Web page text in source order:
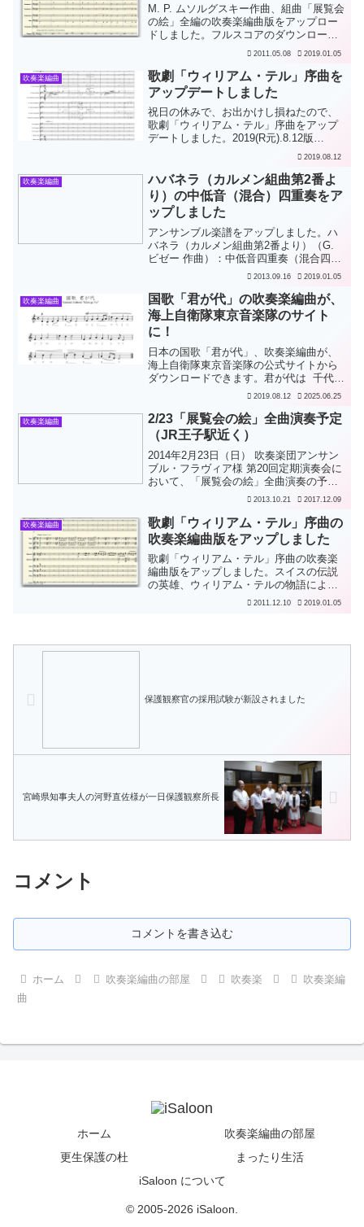
M. P. ムソルグスキー作曲、組曲「展覧会
の絵」全編の吹奏楽編曲版をアップロー
ドしました。フルスコアのダウンロード
が可能です。この曲は、ムソルグスキー
したスターソフに献呈したもので、ハル
トマンの絵に寄せ...
2011.05.08 2019.01.05
吹奏楽編曲
歌劇「ウィリアム・テル」序曲を
アップデートしました
祝日の休みで、お出かけし損ねたので、
歌劇「ウィリアム・テル」序曲をアップ
デートしました。2019(R元).8.12版
（v6）フルスコアの拍子番号を大きくし
クソフォーンに、バス・クラリネットの
高音ソロ代奏...
2019.08.12
吹奏楽編曲
ハバネラ（カルメン組曲第2番よ
り）の中低音（混合）四重奏をア
ップしました
アンサンブル楽譜をアップしました。ハ
バネラ（カルメン組曲第2番より）（G.
ビゼー 作曲）：中低音四重奏（混合四重
奏）です。カルメンが「恋は野の鳥」と
として演奏するために編曲したもので、
バス・クラリネット...
2013.09.16 2019.01.05
吹奏楽編曲
国歌「君が代」の吹奏楽編曲が、
海上自衛隊東京音楽隊のサイト
に！
日本の国歌「君が代」、吹奏楽編曲が、
海上自衛隊東京音楽隊の公式サイトから
ダウンロードできます。君が代は 千代に
八千代に さざれ石の 巖となりて 苔の
く、東京音楽隊演奏音源もダウンロード
できます。海上自...
2019.08.12 2025.06.25
吹奏楽編曲
2/23「展覧会の絵」全曲演奏予定
（JR王子駅近く）
2014年2月23日（日） 吹奏楽団アンサン
ブル・フラヴィア様 第20回定期演奏会に
おいて、「展覧会の絵」全曲演奏の予定
です。（3部構成のうち第2部）午後2時開
お近くの方はぜひどうぞ。
2013.10.21 2017.12.09
吹奏楽編曲
歌劇「ウィリアム・テル」序曲の
吹奏楽編曲版をアップしました
歌劇「ウィリアム・テル」序曲の吹奏楽
編曲版をアップしました。スイスの伝説
の英雄、ウィリアム・テルの物語による
歌劇の序曲として作曲されたものです。
2011.12.10 2019.01.05
保護観察官の採用試験が新設されました
宮崎県知事夫人の河野直佐様が一日保護観察所長
コメント
コメントを書き込む
ホーム 吹奏楽編曲の部屋 吹奏楽
吹奏楽編
曲
ホーム
吹奏楽編曲の部屋
更生保護の杜
まったり生活
iSaloon について
© 2005-2026 iSaloon.